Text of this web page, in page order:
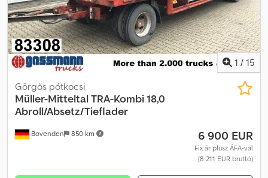
1 / 15
Bovenden 850 km
Görgős pótkocsi
Müller-MitteltalTRA-Kombi 18,0
Abroll/Absetz/Tieflader
6 900 EUR
Fix ár plusz ÁFA-val
(8 211 EUR bruttó)